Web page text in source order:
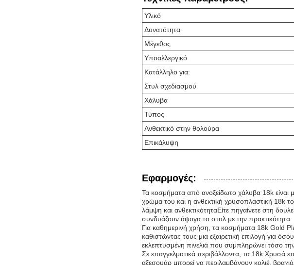
Υλικό
Δυνατότητα
Μέγεθος
Υποαλλεργικό
Κατάλληλο για:
Στυλ σχεδιασμού
Χάλυβα
Τύπος
Ανθεκτικό στην θολούρα
Επικάλυψη
Εφαρμογές:
Τα κοσμήματα από ανοξείδωτο χάλυβα 18k
χρώμα του και η ανθεκτική χρυσοπλαστική 18k
λάμψη και ανθεκτικότηταΕίτε πηγαίνετε στη
συνδυάζουν άψογα το στυλ με την πρακτικότητα.
Για καθημερινή χρήση, τα κοσμήματα 18k Gold
καθιστώντας τους μια εξαιρετική επιλογή για
εκλεπτυσμένη πινελιά που συμπληρώνει τόσο
Σε επαγγελματικά περιβάλλοντα, τα 18k Χρυσά
αξεσουάρ μπορεί να περιλαμβάνουν κολιέ,